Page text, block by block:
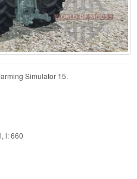
Simulator 15.
l: 660